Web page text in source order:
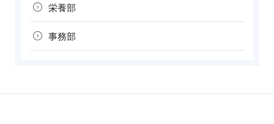
栄養部
事務部